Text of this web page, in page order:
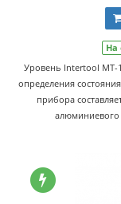
На
Уровень Intertool MT-
определения
прибора